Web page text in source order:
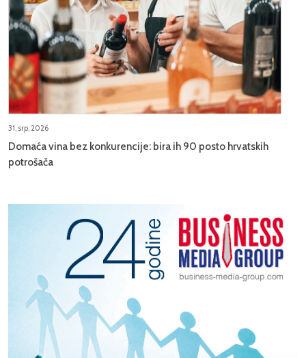
31, srp, 2026
Domaća vina bez konkurencije: bira ih 90 posto hrvatskih
potrošača